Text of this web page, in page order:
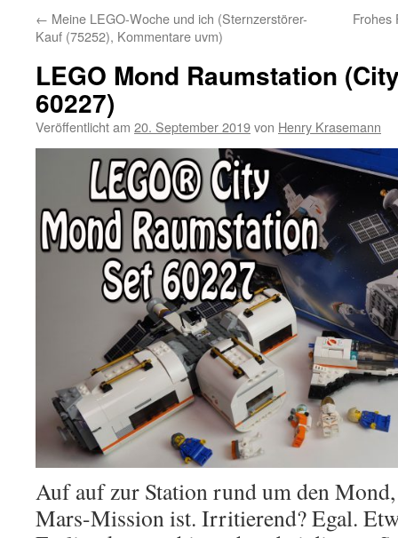
← Meine LEGO-Woche und ich (Sternzerstörer-
Kauf (75252), Kommentare uvm)
Frohes
LEGO Mond Raumstation
60227)
Veröffentlicht am 20. September 2019von Henry Krasemann
Auf auf zur Station rund um den Mond,
Mars-Mission ist. Irritierend? Egal.